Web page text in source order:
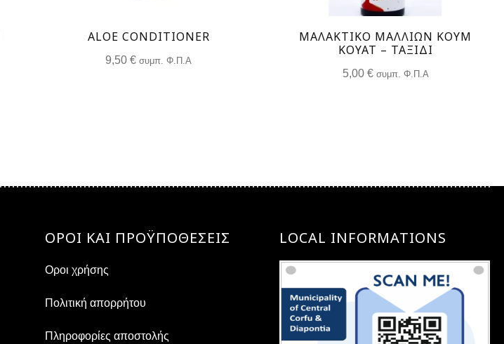
ALOE CONDITIONER
9,50€ συμπ. Φ.Π.Α
ΜΑΛΑΚΤΙΚΟ ΜΑΛΛΙΩΝ ΚΟΥΜ
ΚΟΥΆΤ – ΤΑΞΊΔΙ
5,00 € συμπ. Φ.Π.Α
ΟΡΟΙ ΚΑΙ ΠΡΟΫΠΟΘΕΣΕΙΣ
Οροι χρήσης
Πολιτική απορρήτου
Πληροφορίες αποστολής
LOCAL INFORMATIONS